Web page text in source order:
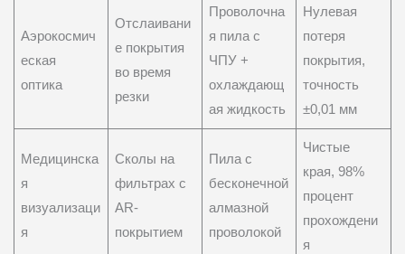
Аэрокосмич
еская
оптика
Отслаивани
е покрытия
во время
резки
Проволочна
я пила с
ЧПУ +
охлаждающ
ая жидкость
Нулевая
потеря
покрытия,
точность
±0,01 мм
Медицинска
я
визуализаци
я
Сколы на
фильтрах с
AR-
покрытием
Пила с
бесконечной
алмазной
проволокой
Чистые
края, 98%
процент
прохождени
я